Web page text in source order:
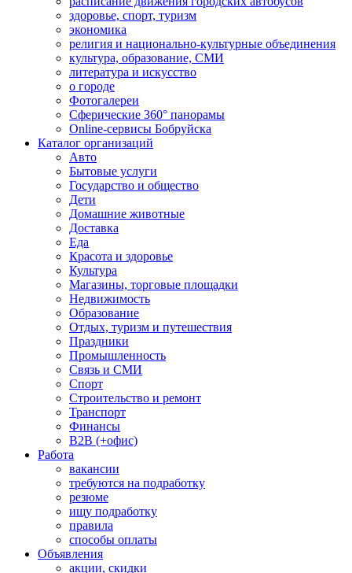
здоровье, спорт, туризм
экономика
религия и национально-культурные объединения
культура, образование, СМИ
литература и искусство
о городе
Фотогалереи
Сферические 360° панорамы
Online-сервисы Бобруйска
Каталог организаций
Авто
Бытовые услуги
Государство и общество
Дети
Домашние животные
Доставка
Еда
Красота и здоровье
Культура
Магазины, торговые площадки
Недвижимость
Образование
Отдых, туризм и путешествия
Праздники
Промышленность
Связь и СМИ
Спорт
Строительство и ремонт
Транспорт
Финансы
B2B (+офис)
Работа
вакансии
требуются на подработку
резюме
ищу подработку
правила
способы оплаты
Объявления
акции, скидки